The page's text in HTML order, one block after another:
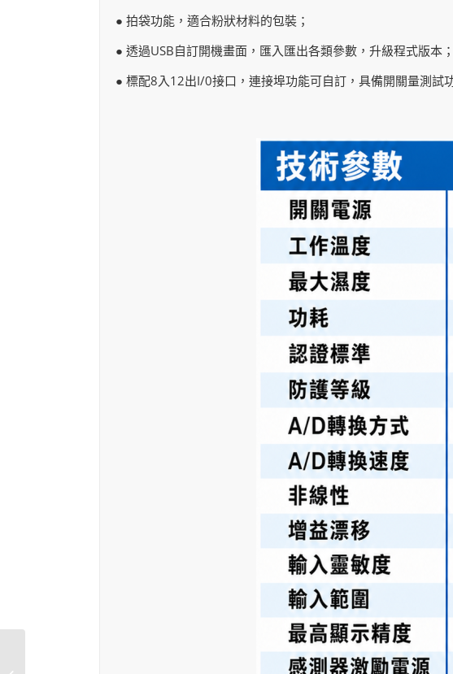
● 拍袋功能，適合粉狀材料的包裝；
● 透過USB自訂開機畫面，匯入匯出各類參數，升級程式版本；
● 標配8入12出I/0接口，連接埠功能可自訂，具備開關量測試